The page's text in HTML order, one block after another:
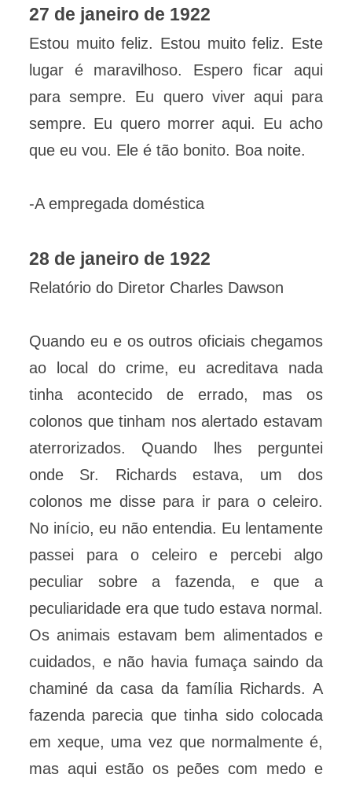
27 de janeiro de 1922
Estou muito feliz. Estou muito feliz. Este
lugar é maravilhoso. Espero ficar aqui
para sempre. Eu quero viver aqui para
sempre. Eu quero morrer aqui. Eu acho
que eu vou. Ele é tão bonito. Boa noite.
-A empregada doméstica
28 de janeiro de 1922
Relatório do Diretor Charles Dawson
Quando eu e os outros oficiais chegamos
ao local do crime, eu acreditava nada
tinha acontecido de errado, mas os
colonos que tinham nos alertado estavam
aterrorizados. Quando lhes perguntei
onde Sr. Richards estava, um dos
colonos me disse para ir para o celeiro.
No início, eu não entendia. Eu lentamente
passei para o celeiro e percebi algo
peculiar sobre a fazenda, e que a
peculiaridade era que tudo estava normal.
Os animais estavam bem alimentados e
cuidados, e não havia fumaça saindo da
chaminé da casa da família Richards. A
fazenda parecia que tinha sido colocada
em xeque, uma vez que normalmente é,
mas aqui estão os peões com medo e